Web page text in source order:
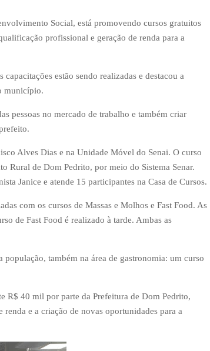
Social, está promovendo cursos gratuitos
profissional e geração de renda para a
estão sendo realizadas e destacou a
município.
pessoas no mercado de trabalho e também criar
Alves Dias e na Unidade Móvel do Senai. O curso
Rural de Dom Pedrito, por meio do Sistema Senar.
Janice e atende 15 participantes na Casa de Cursos.
com os cursos de Massas e Molhos e Fast Food. As
de Fast Food é realizado à tarde. Ambas as
também na área de gastronomia: um curso
R$ 40 mil por parte da Prefeitura de Dom Pedrito,
e a criação de novas oportunidades para a